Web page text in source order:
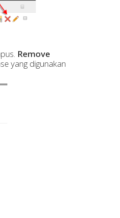
Remove
yang digunakan